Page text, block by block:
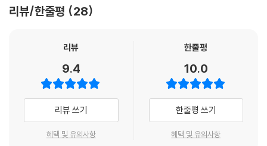
게 항상 진실인 건 아닌데도 그렇습니다. 그래서 개인적으로는 헨델 같은
람들과 잘 지낸 작곡가도 있다는 게 널리 알려지면 좋겠습니다.
처음으로 교회나 궁정이 아니라 대중을 위한 작품을 쓴 작곡가가 바로 헨
델이에요. 소속이 있긴 했지만 언제나 더 많은 사람들이 들을 걸 염두에 두
고 음악을 작곡했습니다. 대중의 취향을 정확히 이해하고 있었죠. 선율은
단순하고 쉬우면서도 듣기 좋았어요.
향곡까지, 인류 첫 번째 노래부터 요즘 유행하는 가요들까지, 시공간과 장
다. 1권 모차르트 편과 곧이어 나온 2권 베토벤 편 모두 ‘보기 드물게 알차
는 호평 속에 클래식 입문자를 위한 ‘바이블’로 빠르게 자리 잡을 수 있었던
그로부터 약 1년 만에 『난처한 클래식 수업』이 3권 바흐와 4권 헨델 편으
로 돌아왔다. 바흐와 헨델은 흔히 ‘음악의 아버지와 어머니’라고 불리는, 고
리뷰/한줄평 28
리뷰
9.4
리뷰 쓰기
혜택 및 유의사항
한줄평
10.0
한줄평 쓰기
혜택 및 유의사항